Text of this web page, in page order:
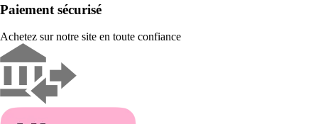
Paiement sécurisé
Achetez sur notre site en toute confiance